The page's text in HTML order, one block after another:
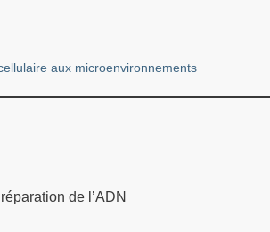
aux microenvironnements
de l’ADN